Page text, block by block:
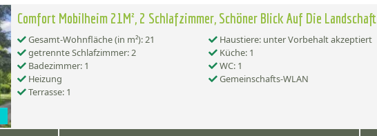
Comfort Mobilheim 21M², 2 Schlafzimmer, Schöner Blick Auf Die Landschaft
Gesamt-Wohnfläche (in m²): 21
Haustiere: unter Vorbehalt akzeptiert
getrennte Schlafzimmer: 2
Küche: 1
Badezimmer: 1
WC: 1
Heizung
Gemeinschafts-WLAN
Terrasse: 1